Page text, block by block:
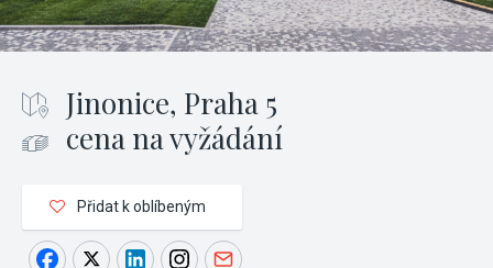
Jinonice, Praha 5
cena na vyžádání
Přidat k oblíbeným